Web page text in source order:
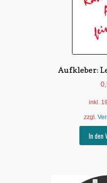
Aufkleber:
inkl.
zzgl.
In den